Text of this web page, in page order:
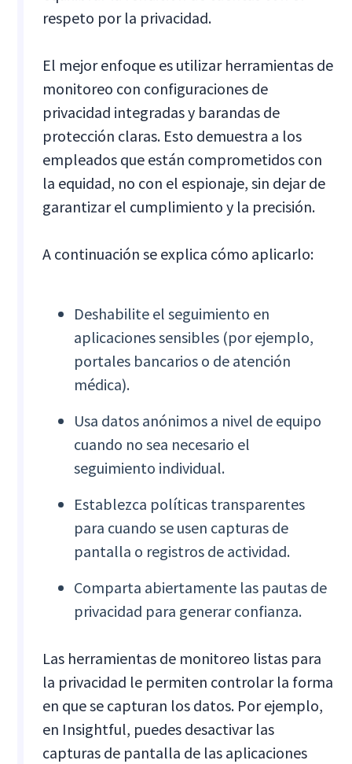
respeto por la privacidad.
El mejor enfoque es utilizar herramientas de
monitoreo con configuraciones de
privacidad integradas y barandas de
protección claras. Esto demuestra a los
empleados que están comprometidos con
la equidad, no con el espionaje, sin dejar de
garantizar el cumplimiento y la precisión.
A continuación se explica cómo aplicarlo:
Deshabilite el seguimiento en
aplicaciones sensibles (por ejemplo,
portales bancarios o de atención
médica).
Usa datos anónimos a nivel de equipo
cuando no sea necesario el
seguimiento individual.
Establezca políticas transparentes
para cuando se usen capturas de
pantalla o registros de actividad.
Comparta abiertamente las pautas de
privacidad para generar confianza.
Las herramientas de monitoreo listas para
la privacidad le permiten controlar la forma
en que se capturan los datos. Por ejemplo,
en Insightful, puedes desactivar las
capturas de pantalla de las aplicaciones